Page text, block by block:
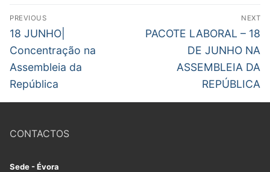
Navegação
de
artigos
PREVIOUS
Previous
post:
18 JUNHO|
Concentração na
Assembleia da
República
NEXT
Next
PACOTE LABORAL – 18
DE JUNHO NA
ASSEMBLEIA DA
REPÚBLICA
CONTACTOS
Sede - Évora